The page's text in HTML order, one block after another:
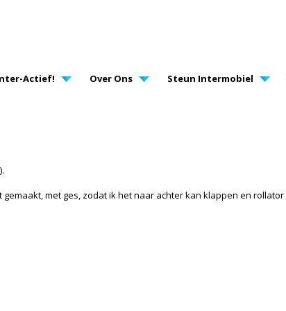
Actief! Over Ons Steun Intermobiel
met ges, zodat ik het naar achter kan klappen en